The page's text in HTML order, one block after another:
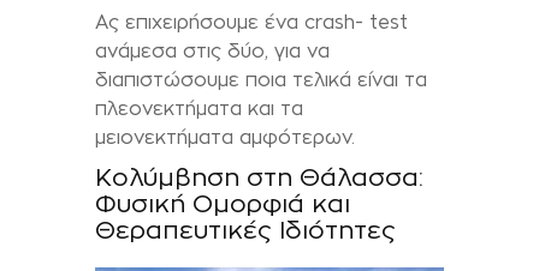
Ας επιχειρήσουμε ένα crash- test
ανάμεσα στις δύο, για να
διαπιστώσουμε ποια τελικά είναι τα
πλεονεκτήματα και τα
μειονεκτήματα αμφότερων.
Κολύμβηση στη Θάλασσα:
Φυσική Ομορφιά και
Θεραπευτικές Ιδιότητες